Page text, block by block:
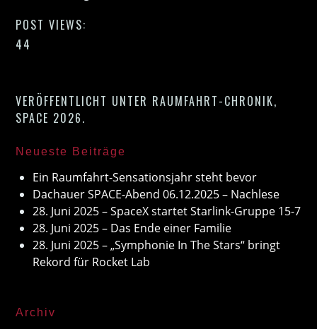
POST VIEWS:
44
VERÖFFENTLICHT UNTER RAUMFAHRT-CHRONIK,
SPACE 2026.
Neueste Beiträge
Ein Raumfahrt-Sensationsjahr steht bevor
Dachauer SPACE-Abend 06.12.2025 – Nachlese
28. Juni 2025 – SpaceX startet Starlink-Gruppe 15-7
28. Juni 2025 – Das Ende einer Familie
28. Juni 2025 – „Symphonie In The Stars“ bringt
Rekord für Rocket Lab
Archiv